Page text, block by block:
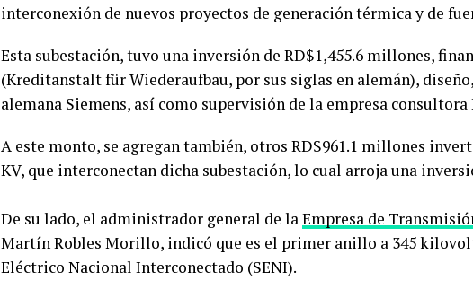
interconexión de nuevos proyectos de generación térmica y de
Esta subestación, tuvo una inversión de RD$1,455.6 millones,
(Kreditanstalt für Wiederaufbau, por sus siglas en alemán),
alemana Siemens, así como supervisión de la empresa consultora
A este monto, se agregan también, otros RD$961.1 millones
KV, que interconectan dicha subestación, lo cual arroja una
De su lado, el administrador general de laEmpresa de
Martín Robles Morillo, indicó que es el primer anillo a 345
Eléctrico Nacional Interconectado (SENI).